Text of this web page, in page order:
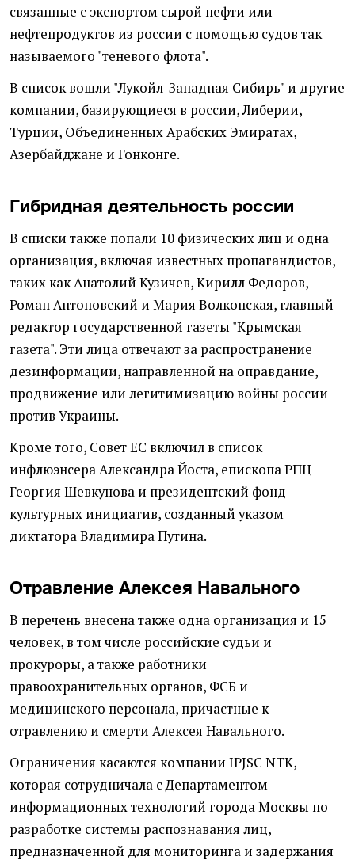
связанные с экспортом сырой нефти или
нефтепродуктов из россии с помощью судов так
называемого "теневого флота".
В список вошли "Лукойл-Западная Сибирь" и другие
компании, базирующиеся в россии, Либерии,
Турции, Объединенных Арабских Эмиратах,
Азербайджане и Гонконге.
Гибридная деятельность россии
В списки также попали 10 физических лиц и одна
организация, включая известных пропагандистов,
таких как Анатолий Кузичев, Кирилл Федоров,
Роман Антоновский и Мария Волконская, главный
редактор государственной газеты "Крымская
газета". Эти лица отвечают за распространение
дезинформации, направленной на оправдание,
продвижение или легитимизацию войны россии
против Украины.
Кроме того, Совет ЕС включил в список
инфлюэнсера Александра Йоста, епископа РПЦ
Георгия Шевкунова и президентский фонд
культурных инициатив, созданный указом
диктатора Владимира Путина.
Отравление Алексея Навального
В перечень внесена также одна организация и 15
человек, в том числе российские судьи и
прокуроры, а также работники
правоохранительных органов, ФСБ и
медицинского персонала, причастные к
отравлению и смерти Алексея Навального.
Ограничения касаются компании IPJSC NTK,
которая сотрудничала с Департаментом
информационных технологий города Москвы по
разработке системы распознавания лиц,
предназначенной для мониторинга и задержания